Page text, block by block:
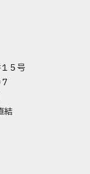
５号
7
結